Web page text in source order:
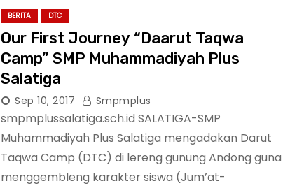
BERITA DTC
Our First Journey “Daarut Taqwa
Camp” SMP Muhammadiyah Plus
Salatiga
Sep 10, 2017 Smpmplus
smpmplussalatiga.sch.id SALATIGA-SMP
Muhammadiyah Plus Salatiga mengadakan Darut
Taqwa Camp (DTC) di lereng gunung Andong guna
menggembleng karakter siswa (Jum’at-